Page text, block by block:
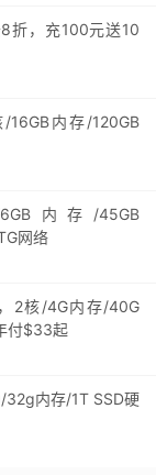
折，充100元送10
16GB内存/120GB
内存/45GB
网络
2核/4G内存/40G
付$33起
内存/1T SSD硬